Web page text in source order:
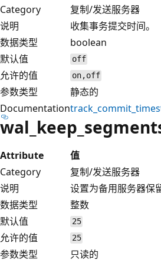
Category
复制/发送服务器
说明
收集事务提交时间。
数据类型
boolean
默认值
off
允许的值 on,off
参数类型
静态的
Documentation
Attribute
值
Category
复制/发送服务器
说明
设置为备用服务器保
数据类型
整数
默认值
25
允许的值 25
参数类型
只读的